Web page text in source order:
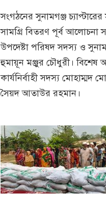
‎সংগঠনের সুনামগঞ্জ
সামগ্রি বিতরণ পূর্ব আলোচনা
উপদেষ্টা পরিষদ সদস্য ও
হুমায়ূন মঞ্জুর চৌধুরী। বিশেষ
কার্যনির্বাহী সদস্য মোহাম্মদ
সৈয়দ আতাউর রহমান।